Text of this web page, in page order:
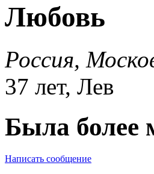
Любовь
Россия,
37 лет, Лев
Была более
Написать сообщение